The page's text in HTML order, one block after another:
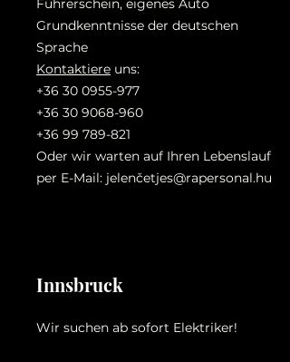
Führerschein, eigenes Auto
Grundkenntnisse der deutschen
Sprache
Kontaktiere uns:
+36 30 0955-977
+36 30 9068-960
+36 99 789-821
Oder wir warten auf Ihren Lebenslauf
per E-Mail: jelenčetjes@rapersonal.hu
Innsbruck
Wir suchen ab sofort Elektriker!